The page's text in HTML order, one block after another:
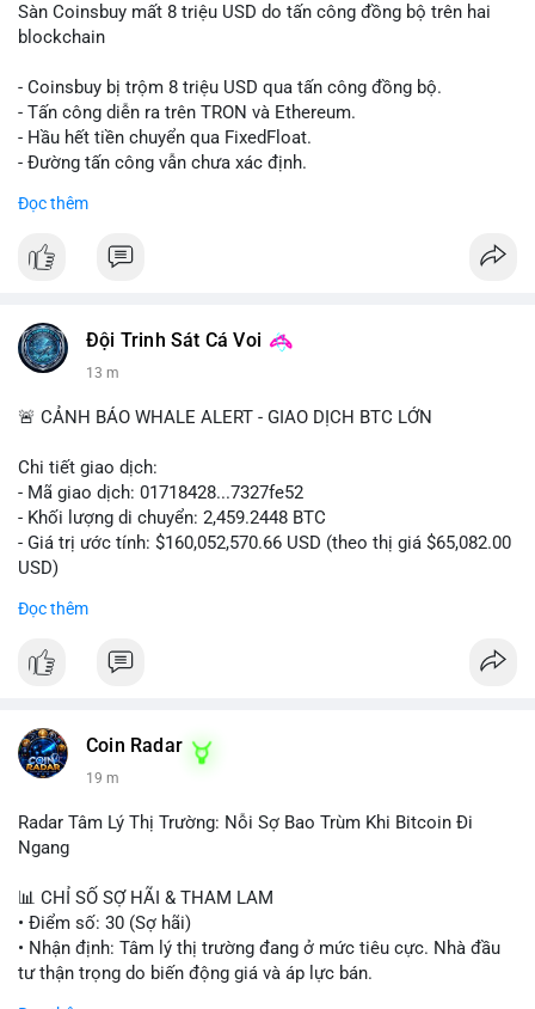
Sàn Coinsbuy mất 8 triệu USD do tấn công đồng bộ trên hai
blockchain
- Coinsbuy bị trộm 8 triệu USD qua tấn công đồng bộ.
- Tấn công diễn ra trên TRON và Ethereum.
- Hầu hết tiền chuyển qua FixedFloat.
- Đường tấn công vẫn chưa xác định.
#binancesquare
$trx $eth
📰 Nguồn: CoinDesk
Đọc thêm
Đội Trinh Sát Cá Voi
13 m
🚨 CẢNH BÁO WHALE ALERT - GIAO DỊCH BTC LỚN
Chi tiết giao dịch:
- Mã giao dịch: 01718428...7327fe52
- Khối lượng di chuyển: 2,459.2448 BTC
- Giá trị ước tính: $160,052,570.66 USD (theo thị giá $65,082.00
USD)
Khối lượng 2,459 BTC tương đương hơn 160 triệu USD được
việc di chuyển số lượng lớn này có thể phục vụ mục đích tái
phân bổ danh mục sang ví lạnh để nắm giữ dài hạn, hoặc
Động thái này có thể tạo áp lực tâm lý ngắn hạn lên thị trường
khi nhà đầu tư nhỏ lẻ lo ngại về khả năng bán tháo. Tuy nhiên,
xu hướng trung hạn.
Lời khuyên cho nhà đầu tư nhỏ lẻ:
Hãy theo dõi sát các giao dịch tiếp theo từ địa chỉ ví nguồn để
Đọc thêm
Coin Radar
19 m
Radar Tâm Lý Thị Trường: Nỗi Sợ Bao Trùm Khi Bitcoin Đi
Ngang
📊 CHỈ SỐ SỢ HÃI & THAM LAM
• Điểm số: 30 (Sợ hãi)
• Nhận định: Tâm lý thị trường đang ở mức tiêu cực. Nhà đầu
tư thận trọng do biến động giá và áp lực bán.